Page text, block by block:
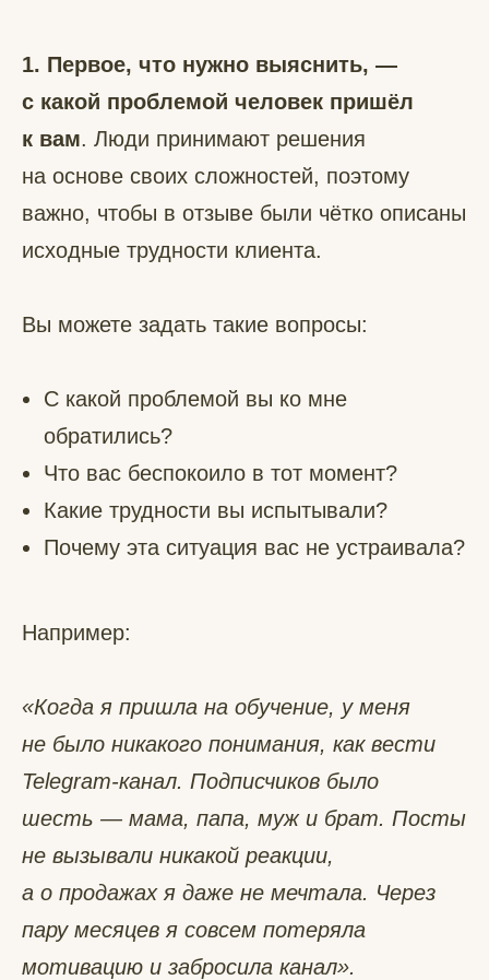
1. Первое, что нужно выяснить, —
с какой проблемой человек пришёл
к вам. Люди принимают решения
на основе своих сложностей, поэтому
важно, чтобы в отзыве были чётко описаны
исходные трудности клиента.
Вы можете задать такие вопросы:
С какой проблемой вы ко мне
обратились?
Что вас беспокоило в тот момент?
Какие трудности вы испытывали?
Почему эта ситуация вас не устраивала?
Например:
«Когда я пришла на обучение, у меня
не было никакого понимания, как вести
Telegram-канал. Подписчиков было
шесть — мама, папа, муж и брат. Посты
не вызывали никакой реакции,
а о продажах я даже не мечтала. Через
пару месяцев я совсем потеряла
мотивацию и забросила канал».